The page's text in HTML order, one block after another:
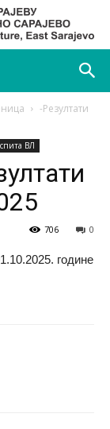
-Резултати
ВЛ
0
706
године